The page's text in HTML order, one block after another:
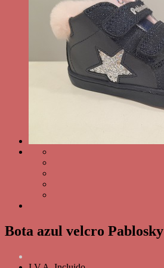
Bota azul velcro Pablosky